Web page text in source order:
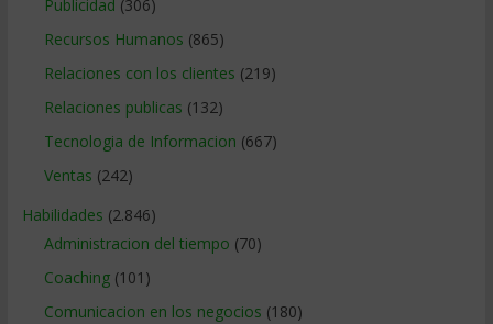
Publicidad (306)
Recursos Humanos (865)
Relaciones con los clientes (219)
Relaciones publicas (132)
Tecnologia de Informacion (667)
Ventas (242)
Habilidades (2.846)
Administracion del tiempo (70)
Coaching(101)
Comunicacion en los negocios (180)